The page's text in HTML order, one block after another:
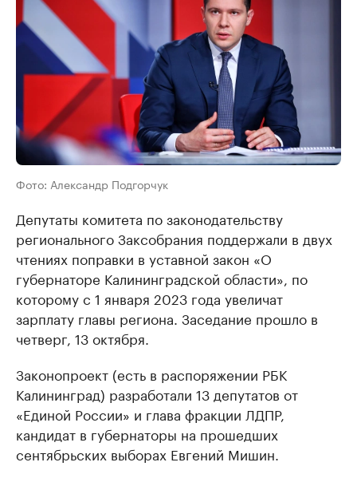
Фото: Александр Подгорчук
Депутаты комитета по законодательству
регионального Заксобрания поддержали в двух
чтениях поправки в уставной закон «О
губернаторе Калининградской области», по
которому с 1 января 2023 года увеличат
зарплату главы региона. Заседание прошло в
четверг, 13 октября.
Законопроект (есть в распоряжении РБК
Калининград) разработали 13 депутатов от
«Единой России» и глава фракции ЛДПР,
кандидат в губернаторы на прошедших
сентябрьских выборах Евгений Мишин.